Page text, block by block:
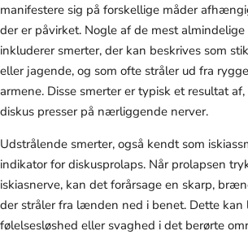
manifestere sig på forskellige måder
der er påvirket. Nogle af de mest
inkluderer smerter, der kan beskrives som
eller jagende, og som ofte stråler ud fra
armene. Disse smerter er typisk et resultat
diskus presser på nærliggende nerver.
Udstrålende smerter, også kendt som
indikator for diskusprolaps. Når prolapsen
iskiasnerve, kan det forårsage en skarp,
der stråler fra lænden ned i benet. Dette kan
følelsesløshed eller svaghed i det berørte